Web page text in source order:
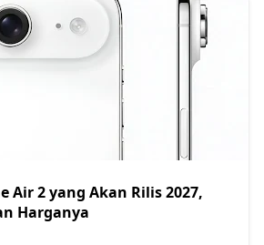
Air 2 yang Akan Rilis 2027,
Harganya